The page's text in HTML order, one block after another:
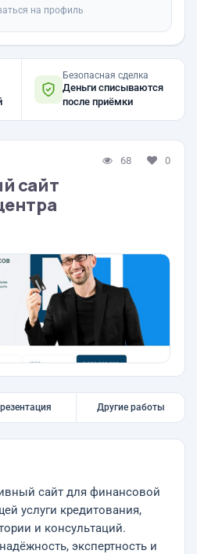
на профиль
Безопасная сделка
Деньги списываются
после приёмки
68 0
сайт
Другие работы
сайт для финансовой
услуги кредитования,
и консультаций.
экспертность и